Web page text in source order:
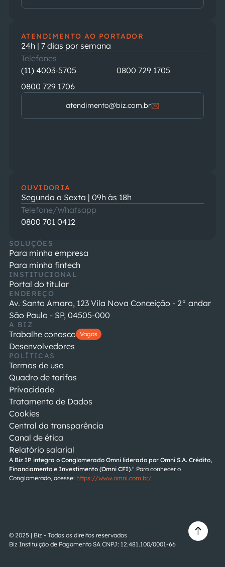
SOLUÇÕES
Para minha empresa
Para minha fintech
INSTITUCIONAL
Portal do titular
ENDEREÇO
Av. Santo Amaro, 123 Vila Nova Conceição - 2° andar
São Paulo - SP, 04505-000
A BIZ
Trabalhe conosco Vagas
Desenvolvedores
POLÍTICAS
Termos de uso
Quadro de tarifas
Privacidade
Tratamento de Dados
Cookies
Central da transparência
Canal de ética
Relatório salarial
ATENDIMENTO AO PORTADOR
24h | 7 dias por semana
Telefones
(11) 4003-5705
0800 729 1705
0800 729 1706
atendimento@biz.com.br
OUVIDORIA
Segunda a Sexta | 09h às 18h
Telefone/Whatsapp
0800 701 0412
A Biz IP integra o Conglomerado Omni liderado por Omni S.A. Crédito,
Financiamento e Investimento (Omni CFI)." Para conhecer o
Conglomerado, acesse: https://www.omni.com.br/
© 2025 | Biz - Todos os direitos reservados
Biz Instituição de Pagamento SA CNPJ: 12.481.100/0001-66